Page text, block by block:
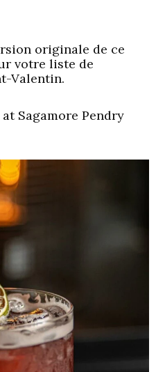
originale de ce
votre liste de
Valentin.
at Sagamore Pendry